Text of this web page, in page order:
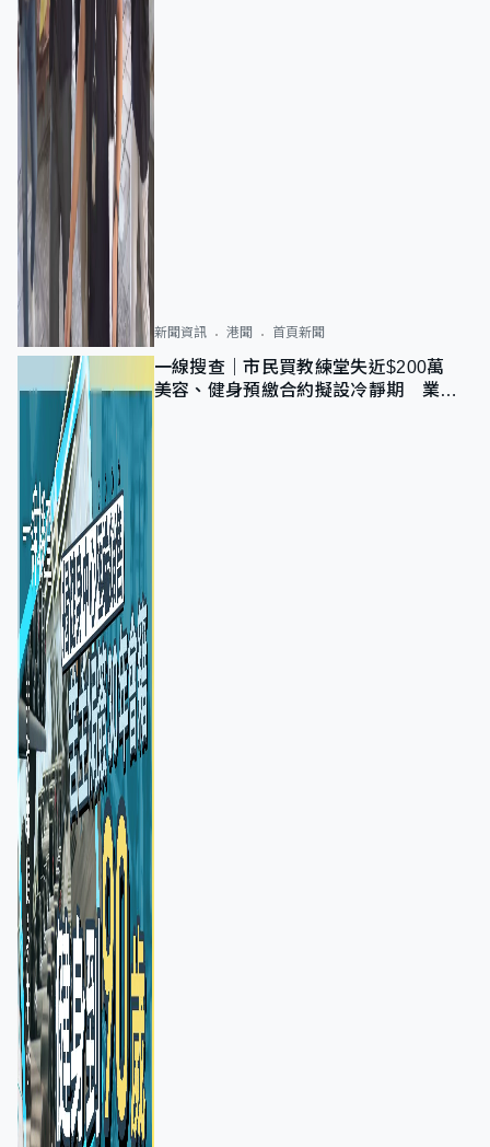
新聞資訊 港聞 首頁新聞
一線搜查｜市民買教練堂失近$200萬
美容、健身預繳合約擬設冷靜期 業界